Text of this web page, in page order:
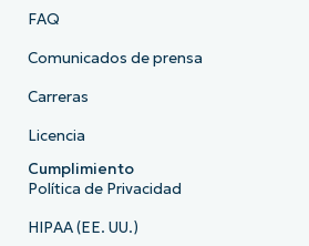
FAQ
Comunicados de prensa
Carreras
Licencia
Cumplimiento
Política de Privacidad
HIPAA (EE. UU.)